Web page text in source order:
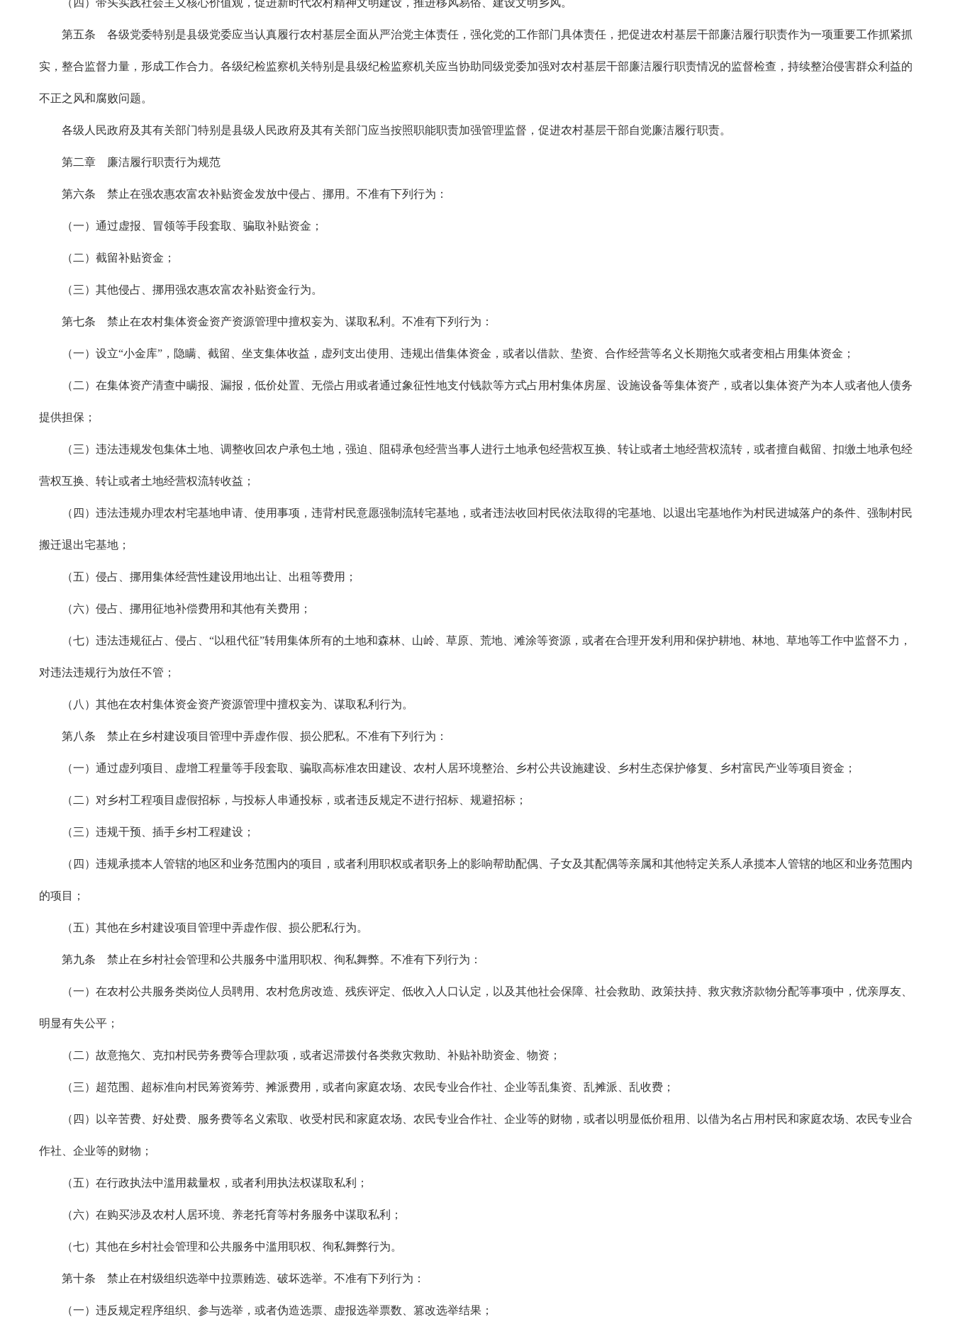
（四）带头实践社会主义核心价值观，促进新时代农村精神文明建设，推进移风易俗、建设文明乡风。
第五条 各级党委特别是县级党委应当认真履行农村基层全面从严治党主体责任，强化党的工作部门具体责任，把促进农村基层干部廉洁履行职责作为一项重要工作抓紧抓
实，整合监督力量，形成工作合力。各级纪检监察机关特别是县级纪检监察机关应当协助同级党委加强对农村基层干部廉洁履行职责情况的监督检查，持续整治侵害群众利益的
不正之风和腐败问题。
各级人民政府及其有关部门特别是县级人民政府及其有关部门应当按照职能职责加强管理监督，促进农村基层干部自觉廉洁履行职责。
第二章 廉洁履行职责行为规范
第六条 禁止在强农惠农富农补贴资金发放中侵占、挪用。不准有下列行为：
（一）通过虚报、冒领等手段套取、骗取补贴资金；
（二）截留补贴资金；
（三）其他侵占、挪用强农惠农富农补贴资金行为。
第七条 禁止在农村集体资金资产资源管理中擅权妄为、谋取私利。不准有下列行为：
（一）设立“小金库”，隐瞒、截留、坐支集体收益，虚列支出使用、违规出借集体资金，或者以借款、垫资、合作经营等名义长期拖欠或者变相占用集体资金；
（二）在集体资产清查中瞒报、漏报，低价处置、无偿占用或者通过象征性地支付钱款等方式占用村集体房屋、设施设备等集体资产，或者以集体资产为本人或者他人债务
提供担保；
（三）违法违规发包集体土地、调整收回农户承包土地，强迫、阻碍承包经营当事人进行土地承包经营权互换、转让或者土地经营权流转，或者擅自截留、扣缴土地承包经
营权互换、转让或者土地经营权流转收益；
（四）违法违规办理农村宅基地申请、使用事项，违背村民意愿强制流转宅基地，或者违法收回村民依法取得的宅基地、以退出宅基地作为村民进城落户的条件、强制村民
搬迁退出宅基地；
（五）侵占、挪用集体经营性建设用地出让、出租等费用；
（六）侵占、挪用征地补偿费用和其他有关费用；
（七）违法违规征占、侵占、“以租代征”转用集体所有的土地和森林、山岭、草原、荒地、滩涂等资源，或者在合理开发利用和保护耕地、林地、草地等工作中监督不力，
对违法违规行为放任不管；
（八）其他在农村集体资金资产资源管理中擅权妄为、谋取私利行为。
第八条 禁止在乡村建设项目管理中弄虚作假、损公肥私。不准有下列行为：
（一）通过虚列项目、虚增工程量等手段套取、骗取高标准农田建设、农村人居环境整治、乡村公共设施建设、乡村生态保护修复、乡村富民产业等项目资金；
（二）对乡村工程项目虚假招标，与投标人串通投标，或者违反规定不进行招标、规避招标；
（三）违规干预、插手乡村工程建设；
（四）违规承揽本人管辖的地区和业务范围内的项目，或者利用职权或者职务上的影响帮助配偶、子女及其配偶等亲属和其他特定关系人承揽本人管辖的地区和业务范围内
的项目；
（五）其他在乡村建设项目管理中弄虚作假、损公肥私行为。
第九条 禁止在乡村社会管理和公共服务中滥用职权、徇私舞弊。不准有下列行为：
（一）在农村公共服务类岗位人员聘用、农村危房改造、残疾评定、低收入人口认定，以及其他社会保障、社会救助、政策扶持、救灾救济款物分配等事项中，优亲厚友、
明显有失公平；
（二）故意拖欠、克扣村民劳务费等合理款项，或者迟滞拨付各类救灾救助、补贴补助资金、物资；
（三）超范围、超标准向村民筹资筹劳、摊派费用，或者向家庭农场、农民专业合作社、企业等乱集资、乱摊派、乱收费；
（四）以辛苦费、好处费、服务费等名义索取、收受村民和家庭农场、农民专业合作社、企业等的财物，或者以明显低价租用、以借为名占用村民和家庭农场、农民专业合
作社、企业等的财物；
（五）在行政执法中滥用裁量权，或者利用执法权谋取私利；
（六）在购买涉及农村人居环境、养老托育等村务服务中谋取私利；
（七）其他在乡村社会管理和公共服务中滥用职权、徇私舞弊行为。
第十条 禁止在村级组织选举中拉票贿选、破坏选举。不准有下列行为：
（一）违反规定程序组织、参与选举，或者伪造选票、虚报选举票数、篡改选举结果；